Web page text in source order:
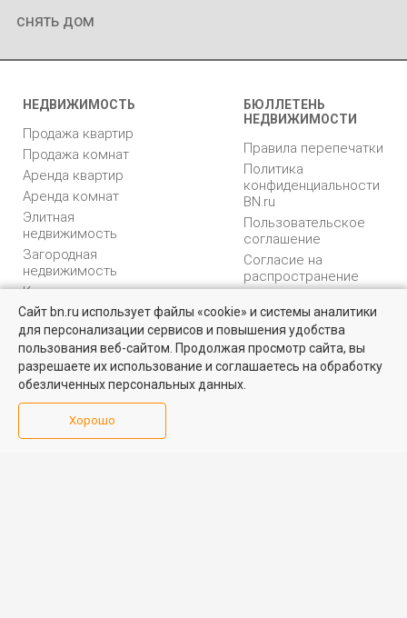
Найти квартиру - это просто!
Выбирайте среди 14 тысяч проверенных вариантов на вторичом
рынке жилья на портале BN.ru
Посмотреть объявления
снять дом
НЕДВИЖИМОСТЬ
Продажа квартир
Продажа комнат
Аренда квартир
Аренда комнат
Элитная
недвижимость
Загородная
недвижимость
Коммерческая
недвижимость
БЮЛЛЕТЕНЬ
НЕДВИЖИМОСТИ
Правила перепечатки
Политика
конфиденциальности
BN.ru
Пользовательское
соглашение
Согласие на
распространение
персональных данных
Карта сайта
Медийная реклама
PR продвижение
Аналитика
недвижимости
Сайт bn.ru использует файлы «cookie» и системы аналитики
для персонализации сервисов и повышения удобства
пользования веб-сайтом. Продолжая просмотр сайта, вы
разрешаете их использование и соглашаетесь на обработку
обезличенных персональных данных.
Хорошо